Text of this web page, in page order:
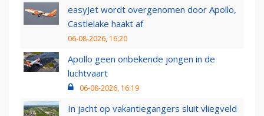
easyJet wordt overgenomen door Apollo,
Castlelake haakt af
06-08-2026, 16:20
Apollo geen onbekende jongen in de
luchtvaart
06-08-2026, 16:19
In jacht op vakantiegangers sluit vliegveld